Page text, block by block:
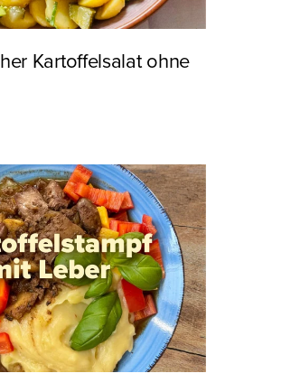
Kartoffelsalat ohne